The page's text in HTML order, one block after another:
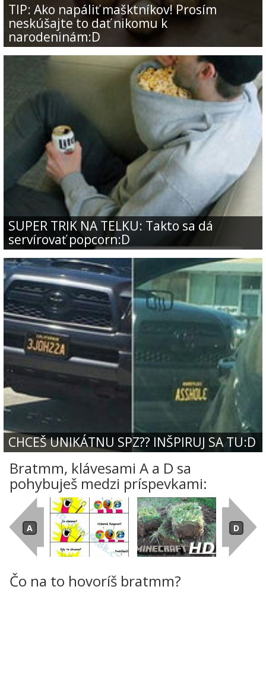
TIP: Ako napáliť mašktníkov! Prosím
neskúšajte to dať nikomu k
narodeninám:D
SUPER TRIK NA TELKU: Takto sa dá
servírovať popcorn:D
CHCEŠ UNIKÁTNU SPZ?? INŠPIRUJ SA TU:D
Bratmm, klávesami A a D sa
pohybuješ medzi príspevkami:
Čo na to hovoríš bratmm?